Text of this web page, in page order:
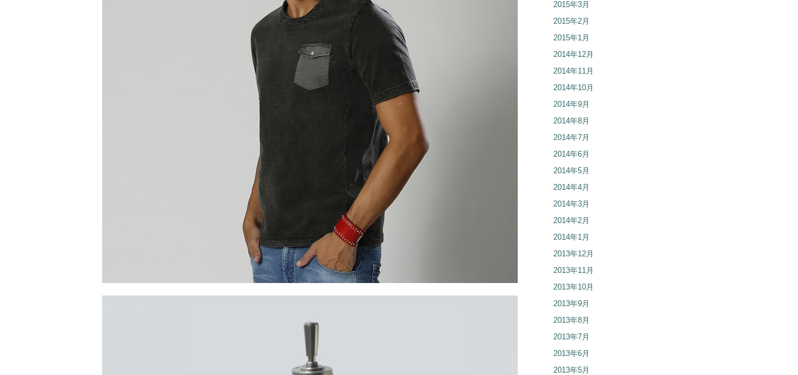
2015年3月
2015年2月
2015年1月
2014年12月
2014年11月
2014年10月
2014年9月
2014年8月
2014年7月
2014年6月
2014年5月
2014年4月
2014年3月
2014年2月
2014年1月
2013年12月
2013年11月
2013年10月
2013年9月
2013年8月
2013年7月
2013年6月
2013年5月